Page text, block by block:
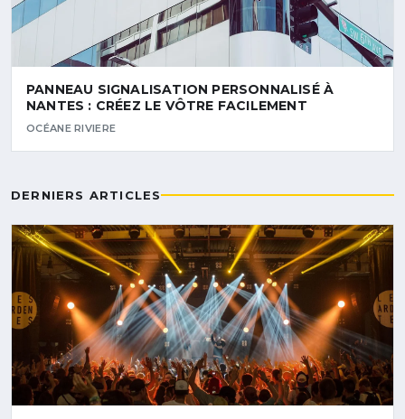
PANNEAU SIGNALISATION PERSONNALISÉ À
NANTES : CRÉEZ LE VÔTRE FACILEMENT
OCÉANE RIVIERE
DERNIERS ARTICLES